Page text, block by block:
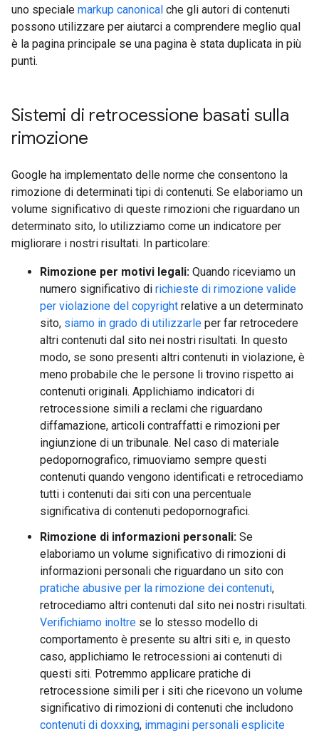
uno speciale markup canonical che gli autori di contenuti
possono utilizzare per aiutarci a comprendere meglio qual
è la pagina principale se una pagina è stata duplicata in più
punti.
Sistemi di retrocessione basati sulla
rimozione
Google ha implementato delle norme che consentono la
rimozione di determinati tipi di contenuti. Se elaboriamo un
volume significativo di queste rimozioni che riguardano un
determinato sito, lo utilizziamo come un indicatore per
migliorare i nostri risultati. In particolare:
Rimozione per motivi legali: Quando riceviamo un
numero significativo di richieste di rimozione valide
per violazione del copyright relative a un determinato
sito, siamo in grado di utilizzarle per far retrocedere
altri contenuti dal sito nei nostri risultati. In questo
modo, se sono presenti altri contenuti in violazione, è
meno probabile che le persone li trovino rispetto ai
contenuti originali. Applichiamo indicatori di
retrocessione simili a reclami che riguardano
diffamazione, articoli contraffatti e rimozioni per
ingiunzione di un tribunale. Nel caso di materiale
pedopornografico, rimuoviamo sempre questi
contenuti quando vengono identificati e retrocediamo
tutti i contenuti dai siti con una percentuale
significativa di contenuti pedopornografici.
Rimozione di informazioni personali: Se
elaboriamo un volume significativo di rimozioni di
informazioni personali che riguardano un sito con
pratiche abusive per la rimozione dei contenuti,
retrocediamo altri contenuti dal sito nei nostri risultati.
Verifichiamo inoltre se lo stesso modello di
comportamento è presente su altri siti e, in questo
caso, applichiamo le retrocessioni ai contenuti di
questi siti. Potremmo applicare pratiche di
retrocessione simili per i siti che ricevono un volume
significativo di rimozioni di contenuti che includono
contenuti di doxxing, immagini personali esplicite